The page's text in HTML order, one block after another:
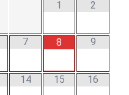
1
2
7 8 9
14 15 16